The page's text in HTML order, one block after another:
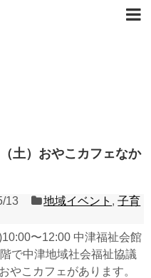
土）おやこカフェなか
13 地域イベント ,子育
〜12:00 中津福祉会館
で中津地域社会福祉協議
やこカフェがあります。